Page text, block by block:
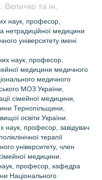
та ін.
наук, професор,
нетрадиційної медицини
університету імені
наук, професор,
медицини медичного
медичного
МОЗ України,
сімейної медицини,
Тернопільщини,
освіти України.
наук, професор, завідувач
терапії
університету, член
медицини.
професор, кафедра
Національного